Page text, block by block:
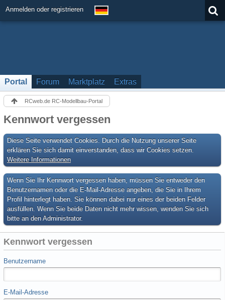
Anmelden oder registrieren
Portal Forum Marktplatz Extras
RCweb.de RC-Modellbau-Portal
Kennwort vergessen
Diese Seite verwendet Cookies. Durch die Nutzung unserer Seite
erklären Sie sich damit einverstanden, dass wir Cookies setzen.
Weitere Informationen
Wenn Sie Ihr Kennwort vergessen haben, müssen Sie entweder den
Benutzernamen oder die E-Mail-Adresse angeben, die Sie in Ihrem
Profil hinterlegt haben. Sie können dabei nur eines der beiden Felder
ausfüllen. Wenn Sie beide Daten nicht mehr wissen, wenden Sie sich
bitte an den Administrator.
Kennwort vergessen
Benutzername
E-Mail-Adresse